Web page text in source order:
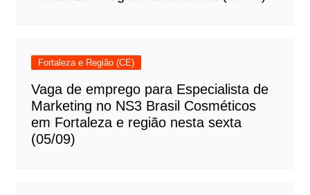
Fortaleza e Região (CE)
Vaga de emprego para Especialista de
Marketing no NS3 Brasil Cosméticos
em Fortaleza e região nesta sexta
(05/09)